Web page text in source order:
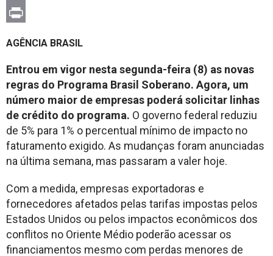
Email
AGÊNCIA BRASIL
Entrou em vigor nesta segunda-feira (8) as novas
regras do Programa Brasil Soberano. Agora, um
número maior de empresas poderá solicitar linhas
de crédito do programa. O governo federal reduziu
de 5% para 1% o percentual mínimo de impacto no
faturamento exigido. As mudanças foram anunciadas
na última semana, mas passaram a valer hoje.
Com a medida, empresas exportadoras e
fornecedores afetados pelas tarifas impostas pelos
Estados Unidos ou pelos impactos econômicos dos
conflitos no Oriente Médio poderão acessar os
financiamentos mesmo com perdas menores de